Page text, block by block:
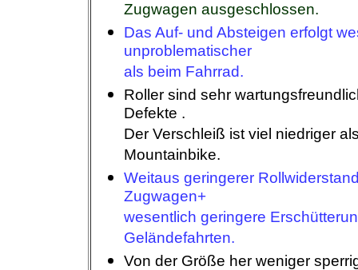
Zugwagen ausgeschlossen.
Das Auf- und Absteigen erfolgt
unproblematischer
als beim Fahrrad.
Roller sind sehr
Defekte .
Der Verschleiß ist viel niedriger
Mountainbike.
Weitaus geringerer
Zugwagen+
wesentlich geringere
Geländefahrten.
Von der Größe her weniger